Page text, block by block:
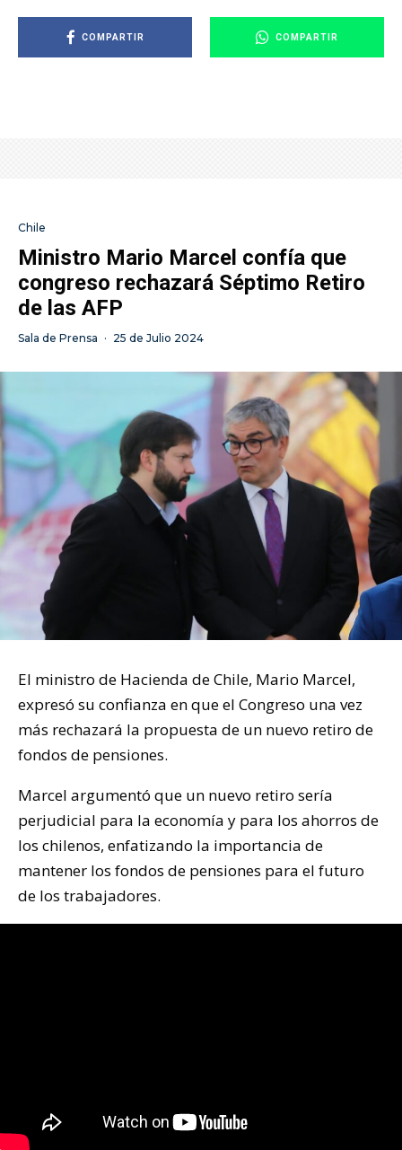
COMPARTIR COMPARTIR
Chile
Ministro Mario Marcel confía que
congreso rechazará Séptimo Retiro
de las AFP
Sala de Prensa · 25 de Julio 2024
El ministro de Hacienda de Chile, Mario Marcel,
expresó su confianza en que el Congreso una vez
más rechazará la propuesta de un nuevo retiro de
fondos de pensiones.
Marcel argumentó que un nuevo retiro sería
perjudicial para la economía y para los ahorros de
los chilenos, enfatizando la importancia de
mantener los fondos de pensiones para el futuro
de los trabajadores.